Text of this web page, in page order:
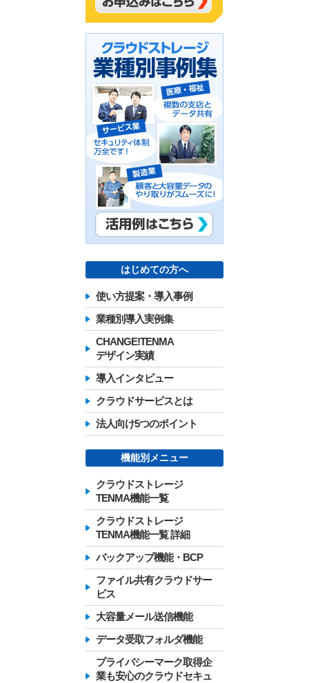
はじめての方へ
使い方提案・導入事例
業種別導入実例集
CHANGE!TENMA
デザイン実績
導入インタビュー
クラウドサービスとは
法人向け5つのポイント
機能別メニュー
クラウドストレージ
TENMA機能一覧
クラウドストレージ
TENMA機能一覧 詳細
バックアップ機能・BCP
ファイル共有クラウドサー
ビス
大容量メール送信機能
データ受取フォルダ機能
プライバシーマーク取得企
業も安心のクラウドセキュ